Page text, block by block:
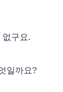
구요.
일까요?